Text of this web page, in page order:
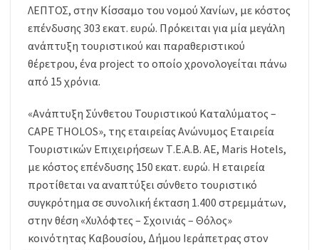
ΛΕΠΤΟΣ, στην Κίσσαμο του νομού Χανίων, με κόστος
επένδυσης 303 εκατ. ευρώ. Πρόκειται για μία μεγάλη
ανάπτυξη τουριστικού και παραθεριστικού
θέρετρου, ένα project το οποίο χρονολογείται πάνω
από 15 χρόνια.
«Ανάπτυξη Σύνθετου Τουριστικού Καταλύματος –
CAPE THOLOS», της εταιρείας Ανώνυμος Εταιρεία
Τουριστικών Επιχειρήσεων Τ.Ε.Α.Β. ΑΕ, Maris Hotels,
με κόστος επένδυσης 150 εκατ. ευρώ. Η εταιρεία
προτίθεται να αναπτύξει σύνθετο τουριστικό
συγκρότημα σε συνολική έκταση 1.400 στρεμμάτων,
στην θέση «Χυλόφτες – Σχοινιάς – Θόλος»
κοινότητας Καβουσίου, Δήμου Ιεράπετρας στον